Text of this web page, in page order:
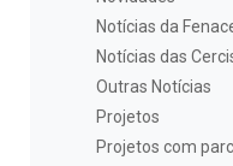
Notícias da
Notícias das
Outras Notícias
Projetos
Projetos com